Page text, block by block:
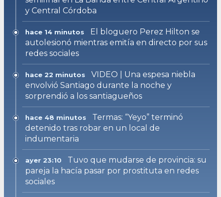
y Central Córdoba
hace 14 minutos
El bloguero Perez Hilton se
autolesionó mientras emitía en directo por sus
redes sociales
hace 22 minutos
VIDEO | Una espesa niebla
envolvió Santiago durante la noche y
sorprendió a los santiagueños
hace 48 minutos
Termas: “Yeyo” terminó
detenido tras robar en un local de
indumentaria
ayer 23:10
Tuvo que mudarse de provincia: su
pareja la hacía pasar por prostituta en redes
sociales